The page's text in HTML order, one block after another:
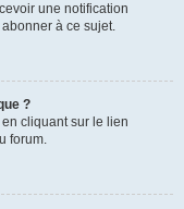
une notification
à ce sujet.
?
cliquant sur le lien
forum.